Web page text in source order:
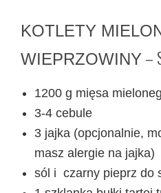
KOTLETY
WIEPRZOWINY –
1200 g mięsa
3-4 cebule
3 jajka (opcjonalnie,
masz alergie na jajka)
sól i czarny pieprz do